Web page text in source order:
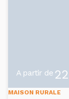
A partir de 22
MAISON RURALE